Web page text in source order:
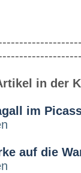
in der
im
auf die